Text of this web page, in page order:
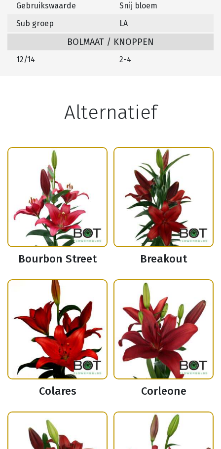
Gebruikswaarde
Snij bloem
Sub groep
LA
BOLMAAT / KNOPPEN
12/14 2-4
Alternatief
Bourbon Street Breakout
Colares Corleone